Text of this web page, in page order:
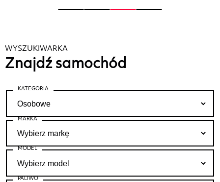
WYSZUKIWARKA
Znajdź samochód
KATEGORIA
MARKA
MODEL
PALIWO